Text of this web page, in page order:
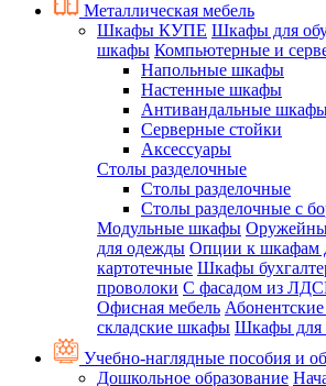
Металлическая мебель
Шкафы КУПЕ Шкафы для
шкафы Компьютерные и
Напольные шкафы
Настенные шкафы
Антивандальные
Серверные стойки
Аксессуары
Столы разделочные
Столы разделочные
Столы разделочные с
Модульные шкафы
для одежды Опции к шкафам
картотечные Шкафы
проволоки С фасадом из
Офисная мебель
складские шкафы Шкафы для
Учебно-наглядные пособия и
Дошкольное образование